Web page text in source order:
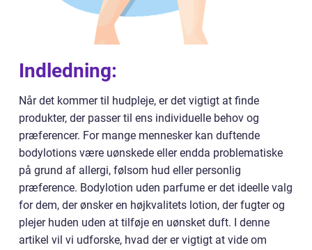
Indledning:
Når det kommer til hudpleje, er det vigtigt at finde
produkter, der passer til ens individuelle behov og
præferencer. For mange mennesker kan duftende
bodylotions være uønskede eller endda problematiske
på grund af allergi, følsom hud eller personlig
præference. Bodylotion uden parfume er det ideelle valg
for dem, der ønsker en højkvalitets lotion, der fugter og
plejer huden uden at tilføje en uønsket duft. I denne
artikel vil vi udforske, hvad der er vigtigt at vide om